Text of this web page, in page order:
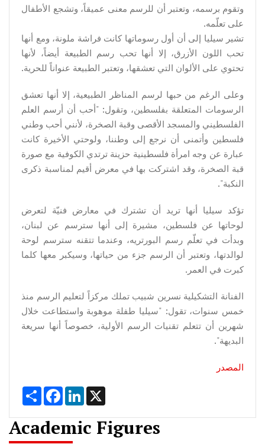
وتقوم برسمه، وتعتبر أن للرسم معنى عميقاً، وتشجع الأطفال
على تعلّمه.
تشير سيليا إلى أن أول رسوماتها كانت فراشة ملونة، ومع أنها
تحب اللون الأزرق، إلا أنها تحب رسم الطبيعة أيضاً، لأنها
تحتوي على الألوان التي تعشقها، وتعتبر الطبيعة عنواناً للحرية.
وعلى الرغم من حبها لرسم المناظر الطبيعية، إلا أنها تعشق
الرسومات المتعلقة بفلسطين، وتقول: "أحب أن أرسم العلم
الفلسطيني والمسجد الأقصى وقبة الصخرة، لأنني أحب وطني
فلسطين وأتمنى أن نرجع إلى وطننا، ولوحتي الأخيرة كانت
عبارة عن وجه امرأة فلسطينية حزينة ترتدي الكوفية مع صورة
قبة الصخرة، وقد اشتركت بها في معرض أقيم لمناسبة ذكرى
النكبة".
تؤكد سيليا أنها تريد أن تشترك في معارض فنيّة لتعرض
لوحاتها عن فلسطين، مشيرة إلى أنها سترسم عن لبنان،
وبدأت في تعلّم رسم البورتريه، وعندما تتقنه سترسم لوحة
لوالدتها، وتعتبر أن الرسم جزء من حياتها، وسيكبر معها كلما
كبرت في العمر.
الفنانة التشكيلية نسرين شبيب تملك مركزاً لتعليم الرسم منذ
خمس سنوات، تقول: "سيليا طفلة موهوبة واستطاعت خلال
شهرين أن تتعلم تقنيات الرسم الأولية، خصوصاً أنها سريعة
البديهة".
المصدر
Share FacebookLinkedIn
Academic Figures